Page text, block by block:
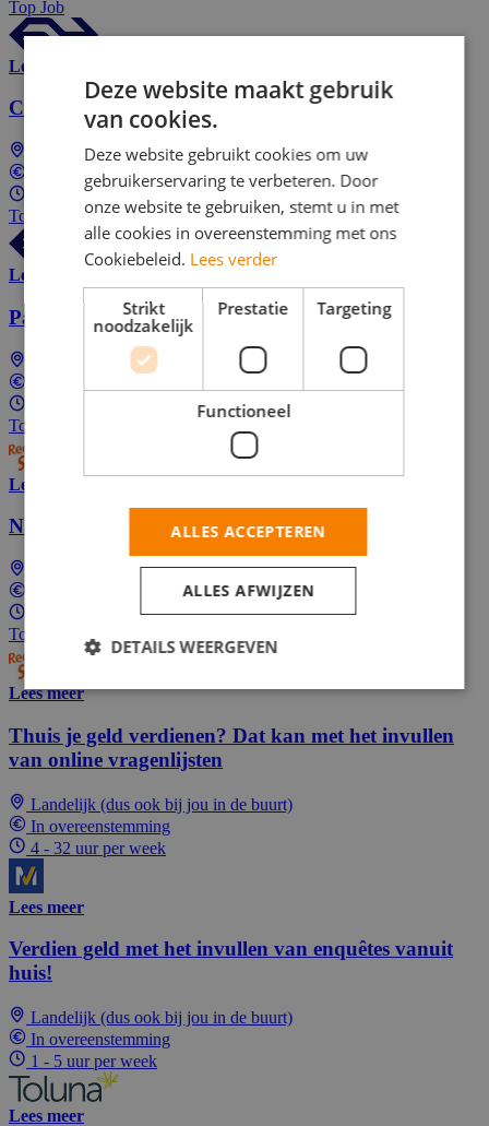
Top Job
Lees meer
Conducteur Den Bosch
Den Bosch
Tussen €3.186 en €4.114 Per maand
24 - 36 uur per week
Top Job
Lees meer
Partime Logistieke bijbaan in de avond
Top Job
Lees meer
Nacht medewerker magazijn
Tussen €15,00 en €15,50 per uur
8 - 40 uur per week
Top Job
Lees meer
Thuis je geld verdienen? Dat kan met het invullen
van online vragenlijsten
Landelijk (dus ook bij jou in de buurt)
In overeenstemming
4 - 32 uur per week
Lees meer
Verdien geld met het invullen van enquêtes vanuit
huis!
Landelijk (dus ook bij jou in de buurt)
In overeenstemming
1 - 5 uur per week
Lees meer
Deze website maakt gebruik
van cookies.
Deze website gebruikt cookies om uw
gebruikerservaring te verbeteren. Door
onze website te gebruiken, stemt u in met
alle cookies in overeenstemming met ons
Cookiebeleid. Lees verder
Strikt
noodzakelijk
Prestatie Targeting
Functioneel
ALLES ACCEPTEREN
ALLES AFWIJZEN
DETAILS WEERGEVEN